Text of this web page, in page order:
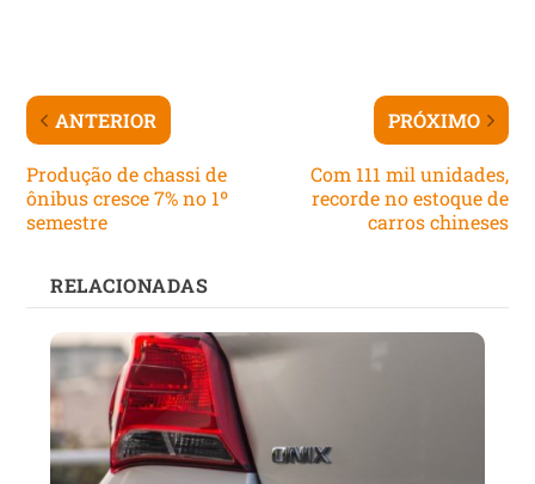
ANTERIOR
Produção de chassi de
ônibus cresce 7% no 1º
semestre
PRÓXIMO
Com 111 mil unidades,
recorde no estoque de
carros chineses
RELACIONADAS